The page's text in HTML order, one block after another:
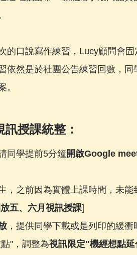
的口說寫作練習，Lucy顧問會
依然是於社團公告練習回數，
。
授課統整：
同學提前5分鐘開啟Google
，之前因為實體上課時間，未
五、六月視訊授課]
，提供同學下載或是列印的緩衝
"，調整為視訊限定"機經想點